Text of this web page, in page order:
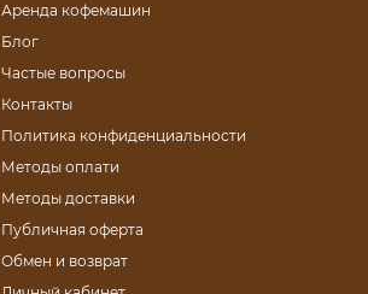
Аренда кофемашин
Блог
Частые вопросы
Контакты
Политика конфиденциальности
Методы оплати
Методы доставки
Публичная оферта
Обмен и возврат